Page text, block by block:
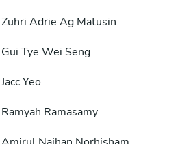
Zuhri Adrie Ag Matusin
Gui Tye Wei Seng
Jacc Yeo
Ramyah Ramasamy